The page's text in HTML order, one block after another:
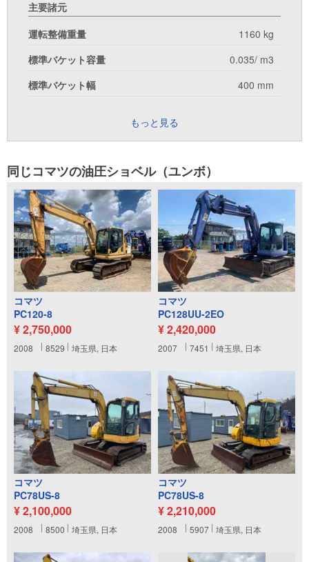
主要諸元
運転整備重量
1160 kg
標準バケット容量
0.035/ m3
標準バケット幅
400 mm
もっと見る
同じコマツの油圧ショベル（ユンボ）
コマツ
PC120-8
¥ 2,750,000
2008 8529 埼玉県, 日本
コマツ
PC128UU-2EO
¥ 2,420,000
2007 7451 埼玉県, 日本
コマツ
PC78US-8
¥ 2,100,000
2008 8500 埼玉県, 日本
コマツ
PC78US-8
¥ 2,210,000
2008 5907 埼玉県, 日本